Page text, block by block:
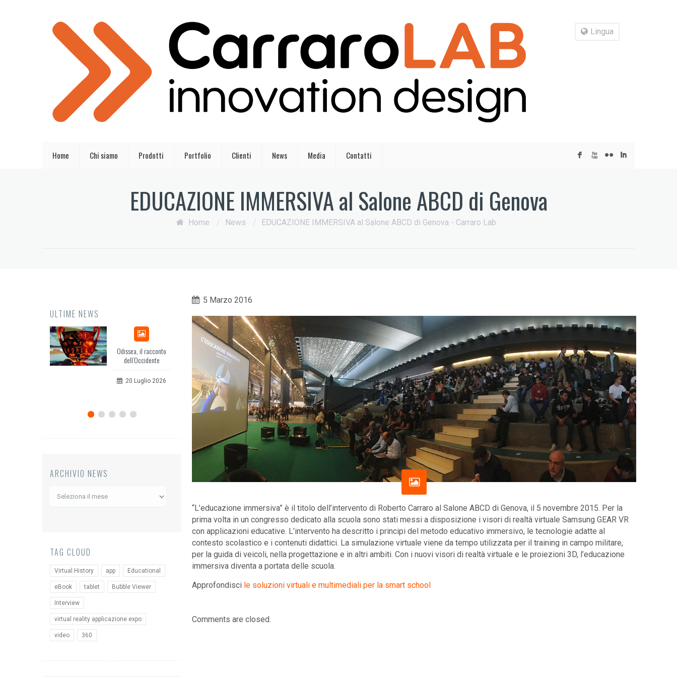
F X N I
Lingua
Home Chi siamo Prodotti Portfolio Clienti News Media Contatti
EDUCAZIONE IMMERSIVA al Salone ABCD di Genova
Home / News / EDUCAZIONE IMMERSIVA al Salone ABCD di Genova - Carraro Lab
5 Marzo 2016
“L’educazione immersiva” è il titolo dell’intervento di Roberto Carraro al Salone ABCD di Genova, il 5 novembre 2015. Per la
prima volta in un congresso dedicato alla scuola sono stati messi a disposizione i visori di realtà virtuale Samsung GEAR VR
con applicazioni educative. L’intervento ha descritto i principi del metodo educativo immersivo, le tecnologie adatte al
contesto scolastico e i contenuti didattici. La simulazione virtuale viene da tempo utilizzata per il training in campo militare,
per la guida di veicoli, nella progettazione e in altri ambiti. Con i nuovi visori di realtà virtuale e le proiezioni 3D, l’educazione
immersiva diventa a portata delle scuola.
Approfondisci le soluzioni virtuali e multimediali per la smart school
Comments are closed.
ULTIME NEWS
Odissea, il racconto
dell’Occidente
EuropCOM: digital kit
per l’ecosistema della
EDIH Summit a
Bruxelles: AI e turismo
5 Giugno 2026
Beyond Big Tech:
workshop at EuroPCom
3 Giugno 2026
Oltre le Big Tech –
Workshop a EuroPCom
3 Giugno 2026
ARCHIVIO NEWS
Archivio
TAG CLOUD
Virtual History app Educational
eBook tablet Bubble Viewer
Interview
virtual reality applicazione expo
video 360